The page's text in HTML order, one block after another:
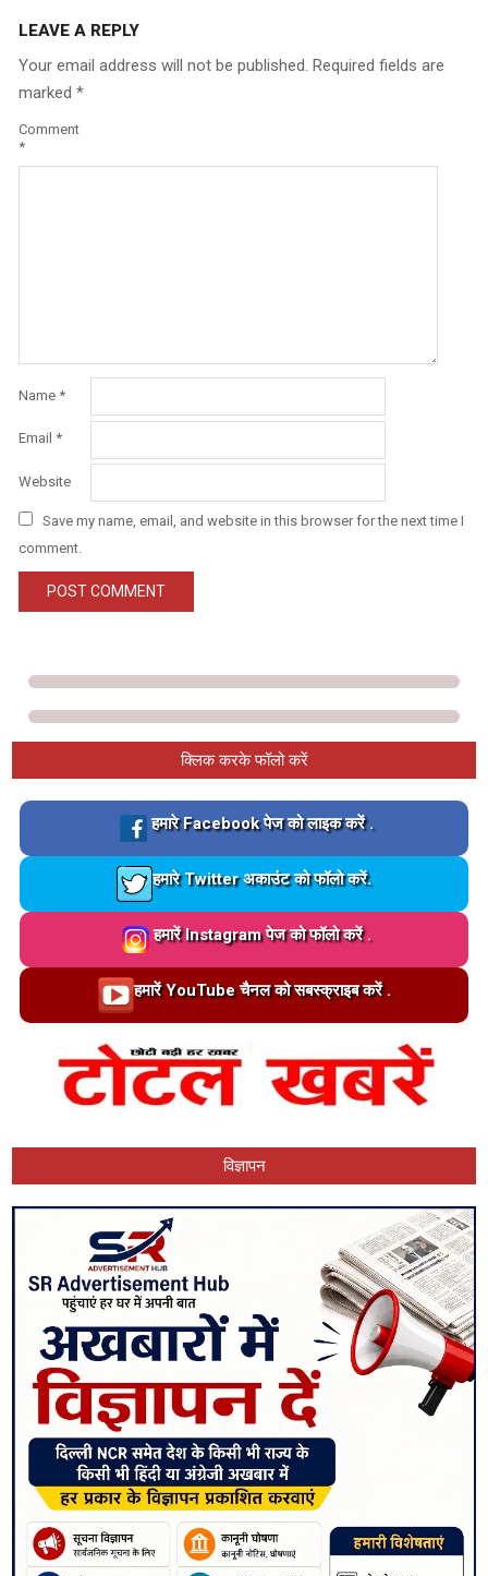
LEAVE A REPLY
Your email address will not be published. Required fields are
marked *
Comment
*
Name *
Email *
Website
Save my name, email, and website in this browser for the next time I
comment.
क्लिक करके फॉलो करें
Loading…
हमारे Facebook पेज को लाइक करें .
Loading…
हमारे Twitter अकाउंट को फॉलो करें.
Loading…
हमारें Instagram पेज को फॉलो करें .
Loading…हमारें YouTube चैनल को सबस्क्राइब करें .
विज्ञापन